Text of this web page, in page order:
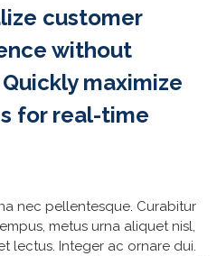
customer
without
maximize
for real-time
nec pellentesque. Curabitur
metus urna aliquet nisl,
lectus. Integer ac ornare dui.